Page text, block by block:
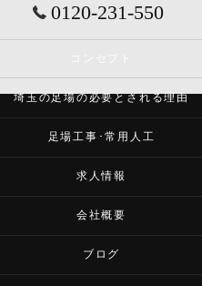
0120-231-550
埼玉の足場の必要とされる理由
足場工事･常用人工
求人情報
会社概要
ブログ